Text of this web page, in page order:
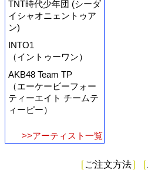
TNT時代少年団 (シーダ
イシャオニェントゥア
ン)
INTO1
（イントゥーワン）
AKB48 Team TP
（エーケービーフォー
ティーエイト チームテ
ィーピー）
>>アーティスト一覧
[ ご注文方法] [